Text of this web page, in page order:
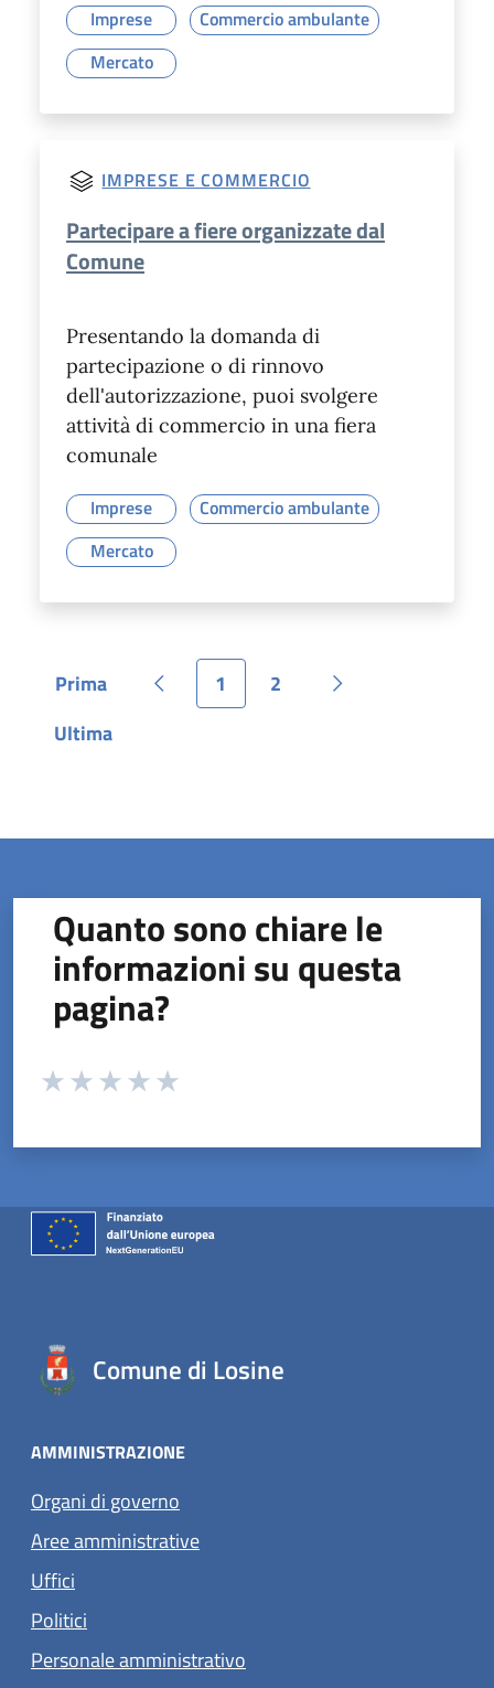
Imprese
Commercio ambulante
Mercato
IMPRESE E COMMERCIO
Partecipare a fiere organizzate dal
Comune
Presentando la domanda di
partecipazione o di rinnovo
dell'autorizzazione, puoi svolgere
attività di commercio in una fiera
comunale
Imprese
Commercio ambulante
Mercato
Pagina
Prima Pagina precedente
Pagina
1 Pagina
2
Pagina successiva
Pagina
Ultima
Quanto sono chiare le
informazioni su questa
pagina?
Valuta da 1 a 5 stelle la pagina
Comune di Losine
AMMINISTRAZIONE
Organi di governo
Aree amministrative
Uffici
Politici
Personale amministrativo